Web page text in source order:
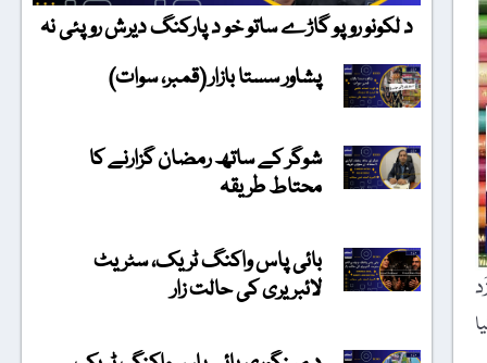
د لکونو روپو گاڑے ساتو خو د پارکنگ دیرش روپئی نہ
پشاور سستا بازار (قمبر، سوات)
شوگر کے ساتھ رمضان گزارنے کا
محتاط طریقہ
بائی پاس واکنگ ٹریک، سٹریٹ
لائبریری کی حالت زار